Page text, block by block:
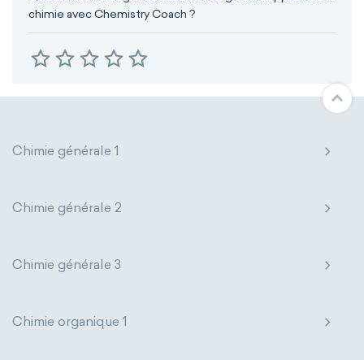
chimie avec Chemistry Coach ?
Chimie générale 1
Chimie générale 2
Chimie générale 3
Chimie organique 1